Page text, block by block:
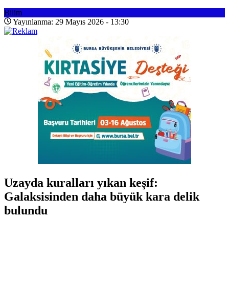
Bilim
Yayınlanma: 29 Mayıs 2026 - 13:30
Uzayda kuralları yıkan keşif:
Galaksisinden daha büyük kara delik
bulundu